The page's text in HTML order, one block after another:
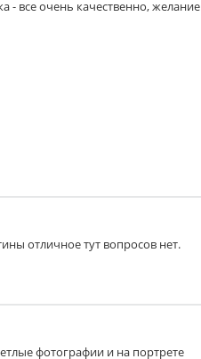
- все очень качественно, желание
отличное тут вопросов нет.
фотографии и на портрете